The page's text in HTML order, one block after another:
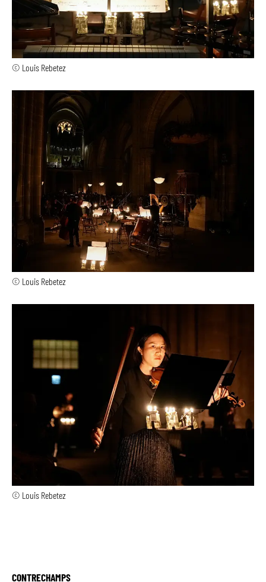
© Louis Rebetez
© Louis Rebetez
© Louis Rebetez
CONTRECHAMPS